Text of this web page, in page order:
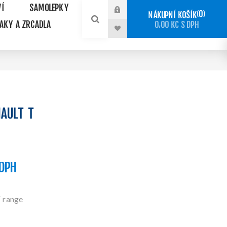
SAMOLEPKY
A ZRCADLA
NÁKUPNÍ KOŠÍK 0
0,00 KČ S DPH
T
range